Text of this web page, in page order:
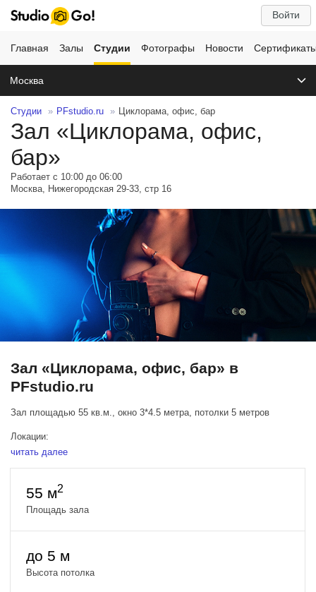
Войти
Главная Залы Студии Фотографы Новости
Москва
Студии PFstudio.ru Циклорама, офис, бар
Зал «Циклорама, офис,
бар»
Работает с 10:00 до 06:00
Москва, Нижегородская 29-33, стр 16
Зал «Циклорама, офис, бар» в
PFstudio.ru
Зал площадью 55 кв.м., окно 3*4.5 метра, потолки 5 метров
Локации:
Цикролама
Лофт: серый диван, фактурная серия стена, торшеры, зеркала,
картины и тд
журавли, систенды, флаги, кубики, мебель и тд
читать далее
55 м2
Площадь зала
до 5 м
Высота потолка